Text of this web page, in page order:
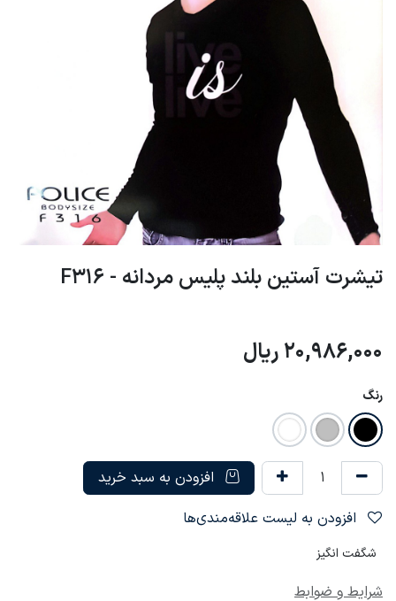
تیشرت آستین بلند پلیس مردانه - F316
20,986,000 ریال
رنگ
افزودن به سبد خرید
شگفت انگیز
شرایط و ضوابط